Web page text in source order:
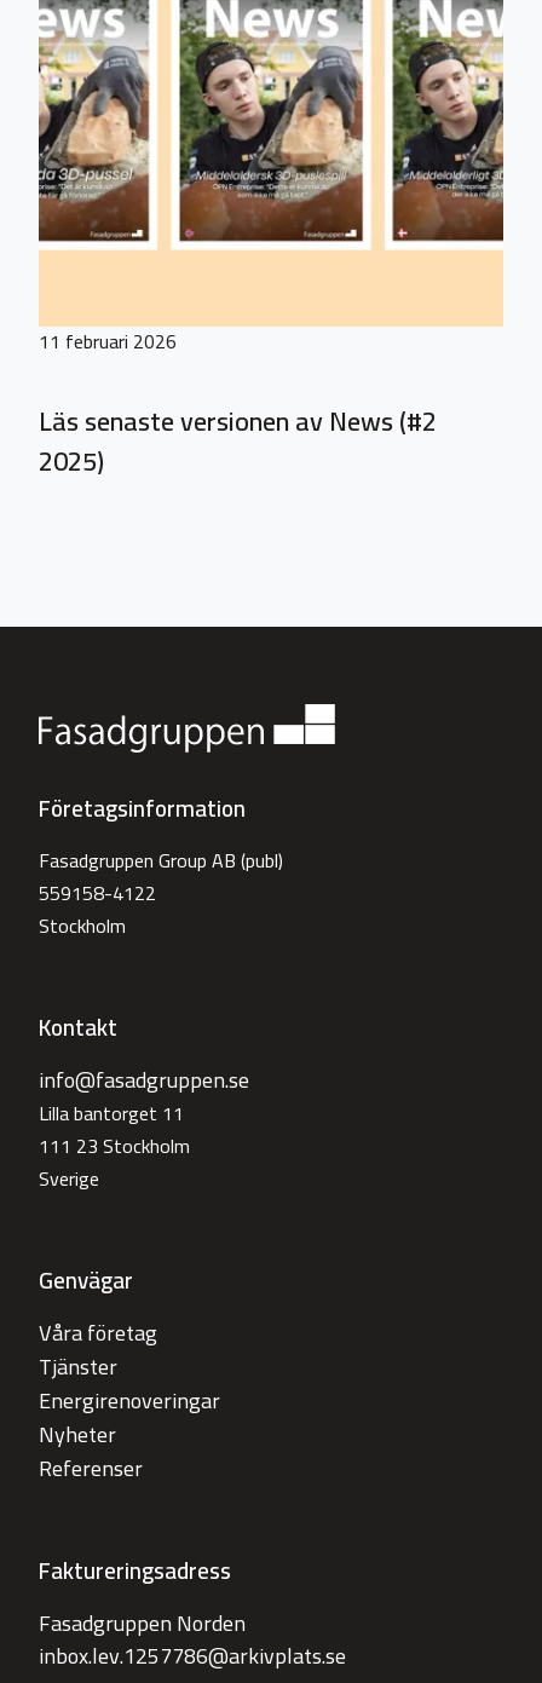
11 februari 2026
Läs senaste versionen av News (#2
2025)
Företagsinformation
Fasadgruppen Group AB (publ)
559158-4122
Stockholm
Kontakt
info@fasadgruppen.se
Lilla bantorget 11
111 23 Stockholm
Sverige
Genvägar
Våra företag
Tjänster
Energirenoveringar
Nyheter
Referenser
Faktureringsadress
Fasadgruppen Norden
inbox.lev.1257786@arkivplats.se